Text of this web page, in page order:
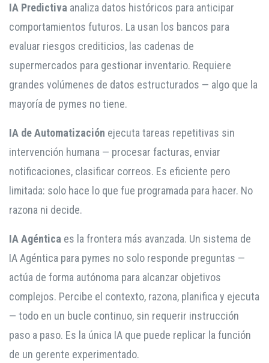
IA Predictiva analiza datos históricos para anticipar
comportamientos futuros. La usan los bancos para
evaluar riesgos crediticios, las cadenas de
supermercados para gestionar inventario. Requiere
grandes volúmenes de datos estructurados — algo que la
mayoría de pymes no tiene.
IA de Automatización ejecuta tareas repetitivas sin
intervención humana — procesar facturas, enviar
notificaciones, clasificar correos. Es eficiente pero
limitada: solo hace lo que fue programada para hacer. No
razona ni decide.
IA Agéntica es la frontera más avanzada. Un sistema de
IA Agéntica para pymes no solo responde preguntas —
actúa de forma autónoma para alcanzar objetivos
complejos. Percibe el contexto, razona, planifica y ejecuta
— todo en un bucle continuo, sin requerir instrucción
paso a paso. Es la única IA que puede replicar la función
de un gerente experimentado.